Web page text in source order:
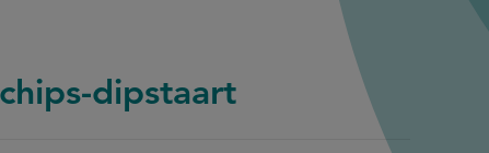
dipstaart